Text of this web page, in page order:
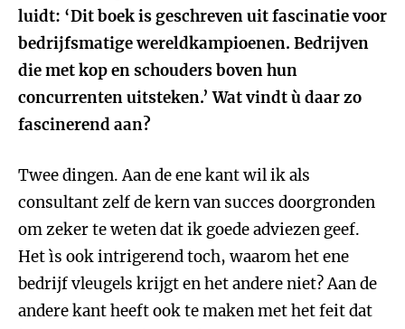
luidt: ‘Dit boek is geschreven uit fascinatie voor
bedrijfsmatige wereldkampioenen. Bedrijven
die met kop en schouders boven hun
concurrenten uitsteken.’ Wat vindt ù daar zo
fascinerend aan?
Twee dingen. Aan de ene kant wil ik als
consultant zelf de kern van succes doorgronden
om zeker te weten dat ik goede adviezen geef.
Het ìs ook intrigerend toch, waarom het ene
bedrijf vleugels krijgt en het andere niet? Aan de
andere kant heeft ook te maken met het feit dat